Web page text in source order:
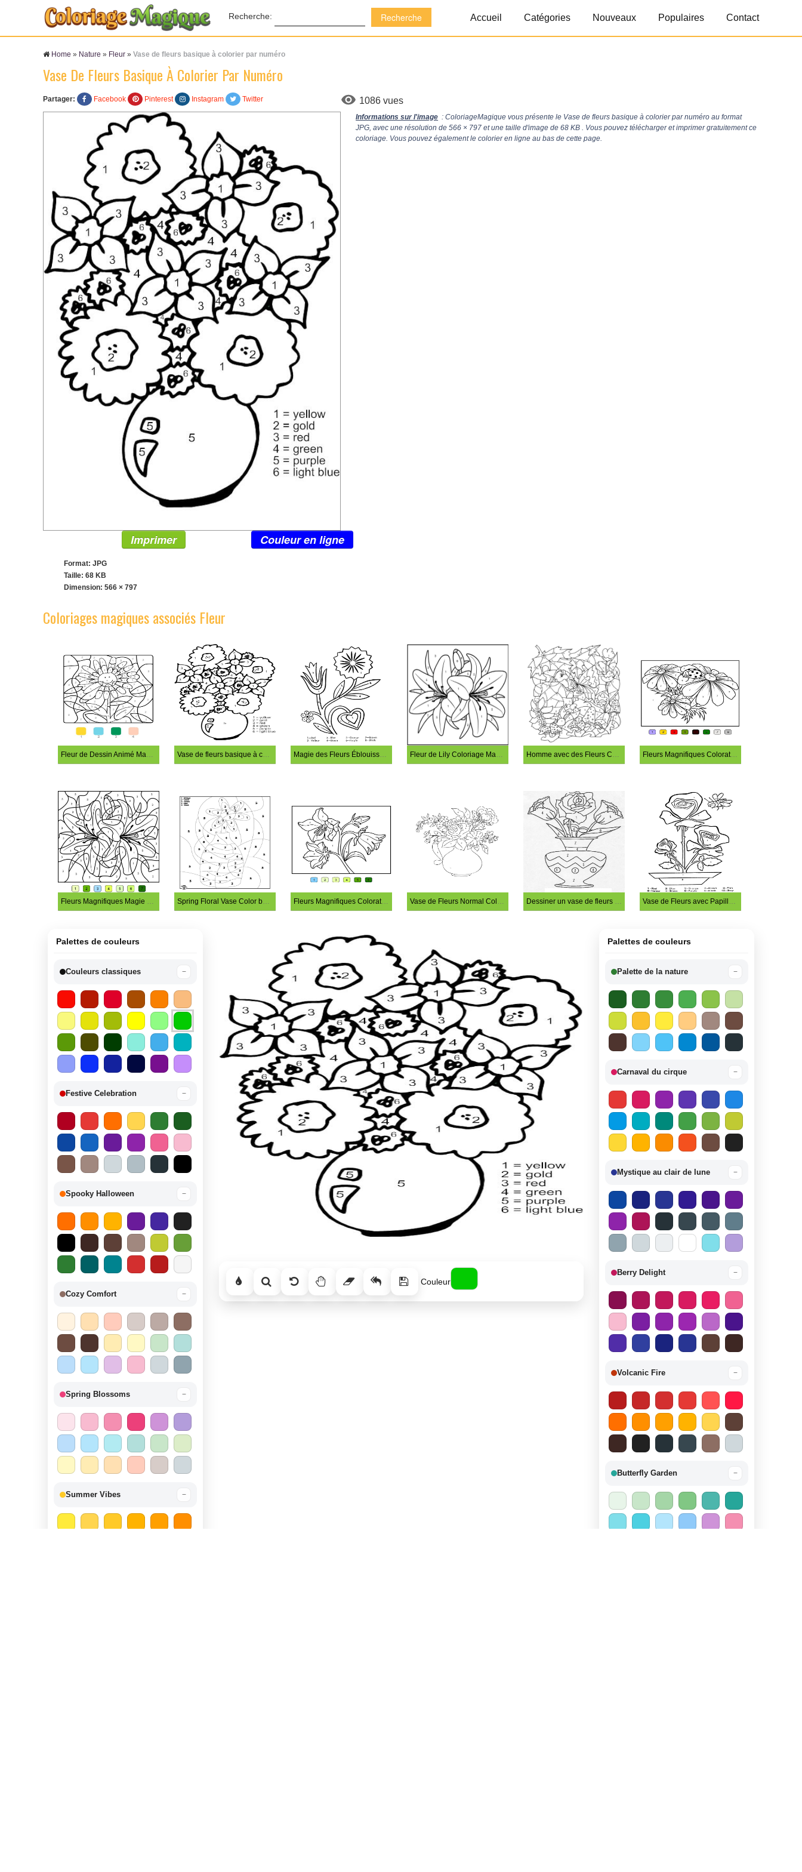
Recherche: Accueil Catégories Nouveaux Populaires Contact
Home » Nature » Fleur » Vase de fleurs basique à colorier par numéro
Vase De Fleurs Basique À Colorier Par Numéro
Partager: Facebook Pinterest Instagram Twitter 1086 vues
Informations sur l'image : ColoriageMagique vous présente le Vase de fleurs basique à colorier par numéro au format
JPG, avec une résolution de566 × 797 et une taille d'image de 68 KB . Vous pouvez télécharger et imprimer gratuitement ce
coloriage. Vous pouvez également le colorier en ligne au bas de cette page.
Imprimer Couleur en ligne
Format: JPG
Taille: 68 KB
Dimension: 566 × 797
Coloriages magiques associés Fleur
Fleur de Dessin Animé Magie à Colorier Vase de fleurs basique à colorier par numéro Magie des Fleurs Éblouissantes à Colorier Fleur de Lily Coloriage Magique Homme avec des Fleurs Coloriage Magique Fleurs Magnifiques Coloration Magique
Fleurs Magnifiques Magie à Colorier Spring Floral Vase Color by Number Fleurs Magnifiques Coloration Magique Vase de Fleurs Normal Coloriage Magique Dessiner un vase de fleurs à colorier par numéro Vase de Fleurs avec Papillon Coloriage Magique
Palettes de couleurs
Couleurs classiques −
Festive Celebration −
Spooky Halloween −
Cozy Comfort −
Spring Blossoms −
Summer Vibes −
Couleur
Palettes de couleurs
Palette de la nature −
Carnaval du cirque −
Mystique au clair de lune −
Berry Delight −
Volcanic Fire −
Butterfly Garden −